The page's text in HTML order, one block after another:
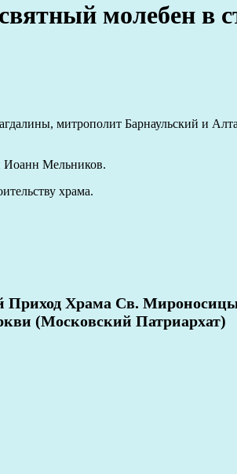
молебен в
, митрополит Барнаульский и
Иоанн Мельников.
храма.
Приход Храма Св.
(Московский Патриархат)